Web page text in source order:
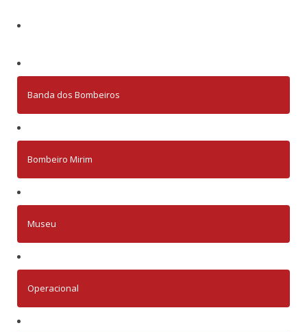
Banda dos Bombeiros
Bombeiro Mirim
Museu
Operacional